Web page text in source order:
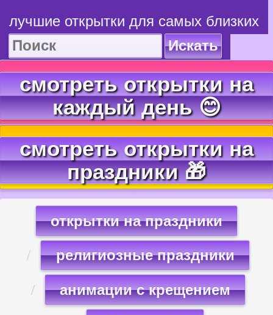
лучшие открытки для самых близких
Искать
смотреть открытки на
каждый день 😊
смотреть открытки на
праздники 🎁
открытки на праздники
религиозные праздники
анимации с крещением